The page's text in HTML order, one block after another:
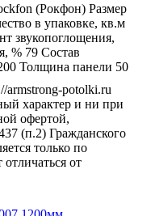
(Рокфон) Размер
в упаковке, кв.м
звукопоглощения,
% 79 Состав
Толщина панели 50
armstrong-potolki.ru
характер и ни при
офертой,
(п.2) Гражданского
только по
от